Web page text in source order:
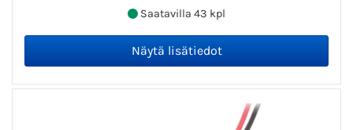
Saatavilla 43 kpl